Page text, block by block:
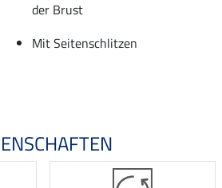
der Brust
Mit Seitenschlitzen